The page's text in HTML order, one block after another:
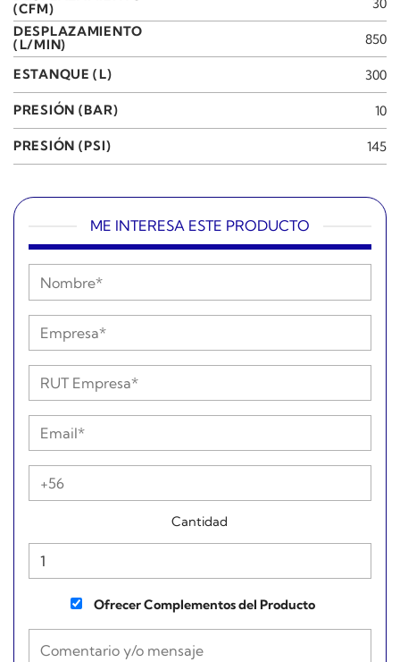
(CFM)
30
DESPLAZAMIENTO
(L/MIN)
850
ESTANQUE (L) 300
PRESIÓN (BAR) 10
PRESIÓN (PSI) 145
ME INTERESA ESTE PRODUCTO
Cantidad
Ofrecer Complementos del Producto